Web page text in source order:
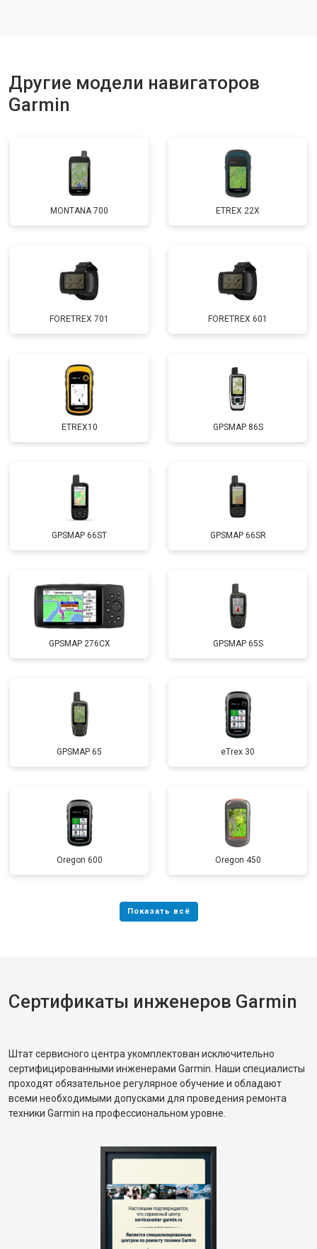
Другие модели навигаторов
Garmin
MONTANA 700 ETREX 22X
FORETREX 701 FORETREX 601
ETREX10 GPSMAP 86S
GPSMAP 66ST GPSMAP 66SR
GPSMAP 276CX GPSMAP 65S
GPSMAP 65 eTrex 30
Oregon 600 Oregon 450
Сертификаты инженеров Garmin
Штат сервисного центра укомплектован исключительно
сертифицированными инженерами Garmin. Наши специалисты
проходят обязательное регулярное обучение и обладают
всеми необходимыми допусками для проведения ремонта
техники Garmin на профессиональном уровне.